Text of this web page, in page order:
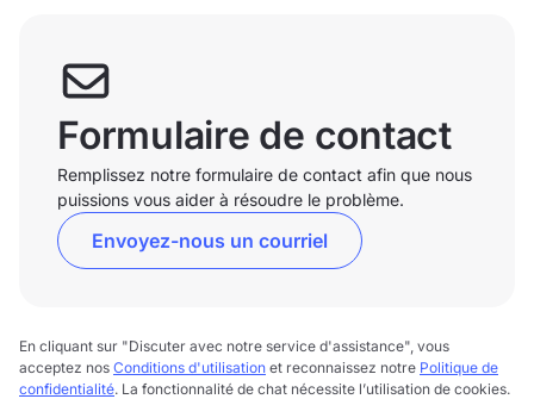
Formulaire de contact
Remplissez notre formulaire de contact afin que nous
puissions vous aider à résoudre le problème.
Envoyez-nous un courriel
En cliquant sur "Discuter avec notre service d'assistance", vous
acceptez nos Conditions d'utilisation et reconnaissez notre Politique de
confidentialité. La fonctionnalité de chat nécessite l’utilisation de cookies.